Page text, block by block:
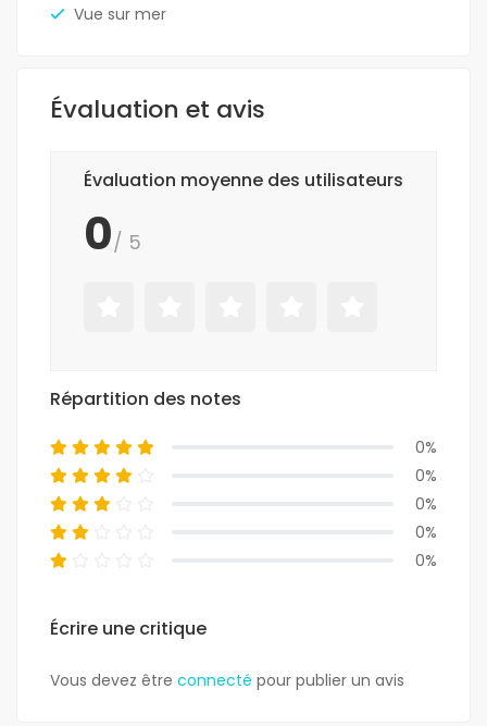
Vue sur mer
Évaluation et avis
Évaluation moyenne des utilisateurs
0/ 5
Répartition des notes
0%
0%
0%
0%
0%
Écrire une critique
Vous devez être connecté pour publier un avis